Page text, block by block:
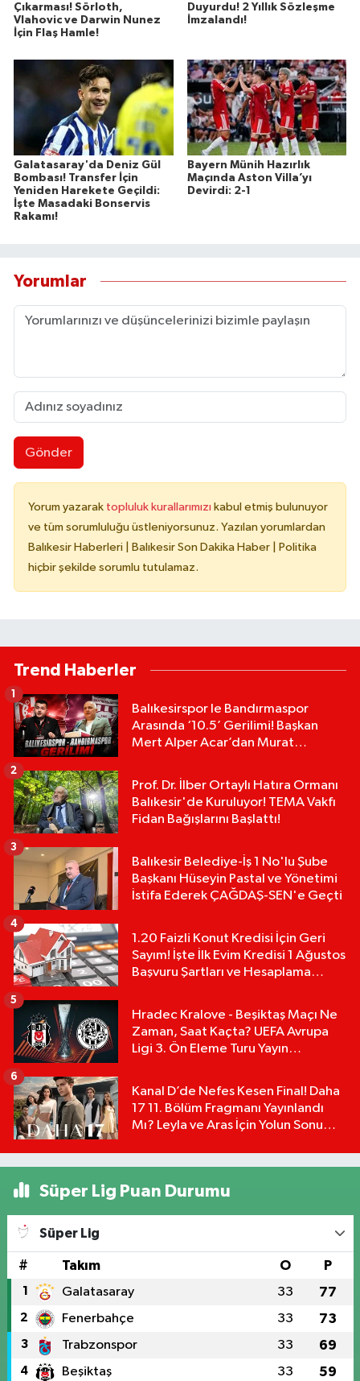
Çıkarması! Sörloth,
Vlahovic ve Darwin Nunez
İçin Flaş Hamle!
Duyurdu! 2 Yıllık Sözleşme
İmzalandı!
Galatasaray'da Deniz Gül
Bombası! Transfer İçin
Yeniden Harekete Geçildi:
İşte Masadaki Bonservis
Rakamı!
Bayern Münih Hazırlık
Maçında Aston Villa’yı
Devirdi: 2-1
Yorumlar
Gönder
Yorum yazarak topluluk kurallarımızı kabul etmiş bulunuyor
ve tüm sorumluluğu üstleniyorsunuz. Yazılan yorumlardan
Balıkesir Haberleri | Balıkesir Son Dakika Haber | Politika
hiçbir şekilde sorumlu tutulamaz.
Trend Haberler
Balıkesirspor le Bandırmaspor
Arasında ‘10.5’ Gerilimi! Başkan
Mert Alper Acar’dan Murat
1
Prof. Dr. İlber Ortaylı Hatıra Ormanı
Balıkesir'de Kuruluyor! TEMA Vakfı
Fidan Bağışlarını Başlattı!
2
Balıkesir Belediye-İş 1 No'lu Şube
Başkanı Hüseyin Pastal ve Yönetimi
İstifa Ederek ÇAĞDAŞ-SEN'e Geçti
3
1.20 Faizli Konut Kredisi İçin Geri
Sayım! İşte İlk Evim Kredisi 1 Ağustos
Başvuru Şartları ve Hesaplama
4
Hradec Kralove - Beşiktaş Maçı Ne
Zaman, Saat Kaçta? UEFA Avrupa
Ligi 3. Ön Eleme Turu Yayın
5
Kanal D’de Nefes Kesen Final! Daha
17 11. Bölüm Fragmanı Yayınlandı
Mı? Leyla ve Aras İçin Yolun Sonu
6
Süper Lig Puan Durumu
Süper Lig
# Takım O P
1 Galatasaray 33 77
2 Fenerbahçe 33 73
3 Trabzonspor 33 69
4 Beşiktaş 33 59